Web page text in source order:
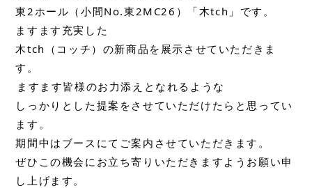
東2ホール（小間No.東2MC26）「木tch」です。
ますます充実した
木tch（コッチ）の新商品を展示させていただきま
す。
ますます皆様のお力添えとなれるような
しっかりとした提案をさせていただけたらと思ってい
ます。
期間中はブースにてご案内させていただきます。
ぜひこの機会にお立ち寄りいただきますようお願い申
し上げます。